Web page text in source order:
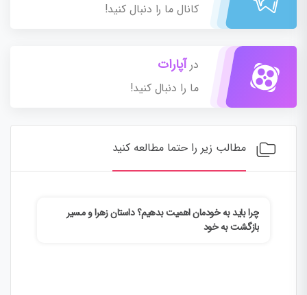
کانال ما را دنبال کنید!
درآپارات
ما را دنبال کنید!
مطالب زیر را حتما مطالعه کنید
چرا باید به خودمان اهمیت بدهیم؟ داستان زهرا و مسیر
بازگشت به خود